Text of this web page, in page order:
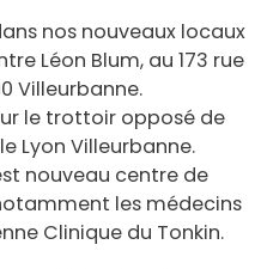
nos nouveaux locaux
Léon Blum, au 173 rue
Villeurbanne.
le trottoir opposé de
Lyon Villeurbanne.
nouveau centre de
les médecins
Clinique du Tonkin.